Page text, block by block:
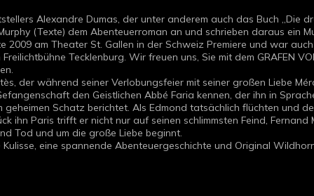
Alexandre Dumas, der unter anderem auch das Buch „Die
(Texte) dem Abenteuerroman an und schrieben daraus ein
2009 am Theater St. Gallen in der Schweiz Premiere und war
Tecklenburg. Wir freuen uns, Sie mit dem GRAFEN
der während seiner Verlobungsfeier mit seiner großen Liebe
den Geistlichen Abbé Faria kennen, der ihn in
Schatz berichtet. Als Edmond tatsächlich flüchten und
ihn Paris trifft er nicht nur auf seinen schlimmsten Feind,
Tod und um die große Liebe beginnt.
eine spannende Abenteuergeschichte und Original